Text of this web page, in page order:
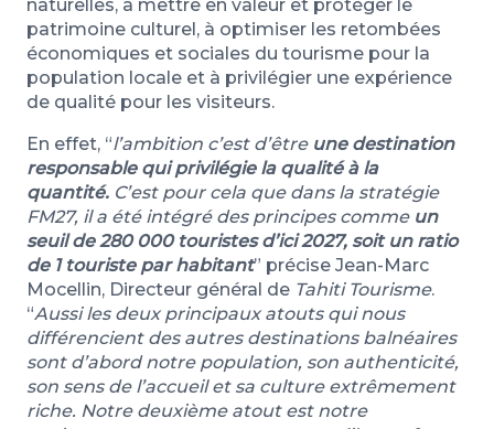
naturelles, à mettre en valeur et protéger le
patrimoine culturel, à optimiser les retombées
économiques et sociales du tourisme pour la
population locale et à privilégier une expérience
de qualité pour les visiteurs.
En effet, “l’ambition c’est d’être une destination
responsable qui privilégie la qualité à la
quantité. C’est pour cela que dans la stratégie
FM27, il a été intégré des principes comme un
seuil de 280 000 touristes d’ici 2027, soit un ratio
de 1 touriste par habitant” précise Jean-Marc
Mocellin, Directeur général de Tahiti Tourisme.
“Aussi les deux principaux atouts qui nous
différencient des autres destinations balnéaires
sont d’abord notre population, son authenticité,
son sens de l’accueil et sa culture extrêmement
riche. Notre deuxième atout est notre